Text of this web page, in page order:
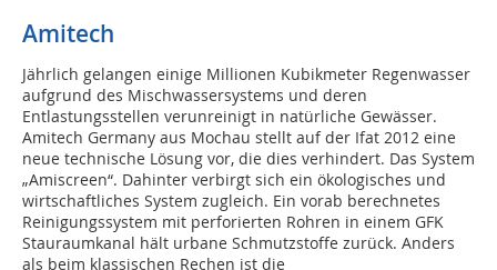
Amitech
Jährlich gelangen einige Millionen Kubikmeter Regenwasser
aufgrund des Mischwassersystems und deren
Entlastungsstellen verunreinigt in natürliche Gewässer.
Amitech Germany aus Mochau stellt auf der Ifat 2012 eine
neue technische Lösung vor, die dies verhindert. Das System
„Amiscreen“. Dahinter verbirgt sich ein ökologisches und
wirtschaftliches System zugleich. Ein vorab berechnetes
Reinigungssystem mit perforierten Rohren in einem GFK
Stauraumkanal hält urbane Schmutzstoffe zurück. Anders
als beim klassischen Rechen ist die